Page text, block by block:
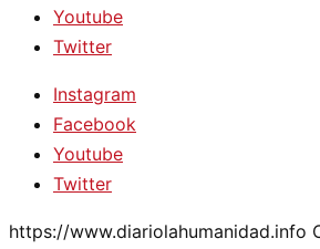
Youtube
Twitter
Instagram
Facebook
Youtube
Twitter
https://www.diariolahumanidad.info